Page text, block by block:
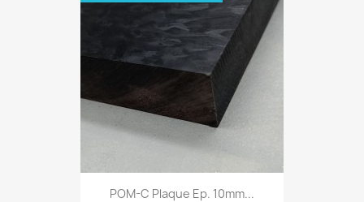
POM-C Plaque Ep. 10mm...